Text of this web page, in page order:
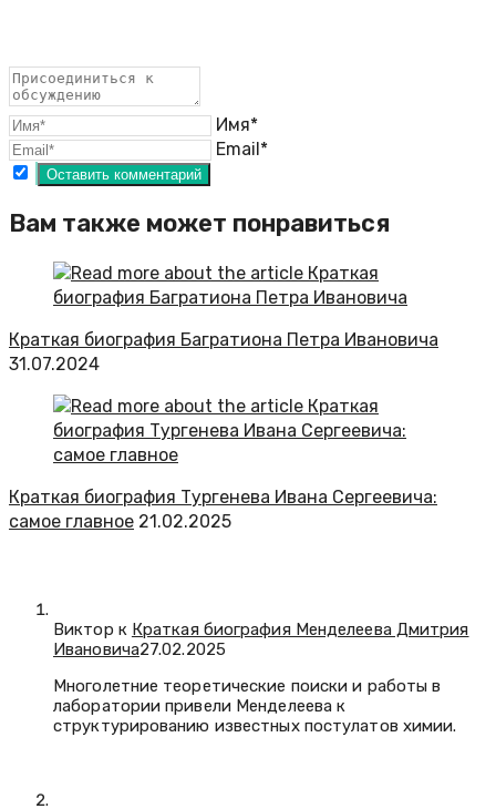
Имя*
Email*
Вам также может понравиться
Краткая биография Багратиона Петра Ивановича
31.07.2024
Краткая биография Тургенева Ивана Сергеевича:
самое главное 21.02.2025
Виктор к Краткая биография Менделеева Дмитрия
Ивановича27.02.2025
Многолетние теоретические поиски и работы в
лаборатории привели Менделеева к
структурированию известных постулатов химии.